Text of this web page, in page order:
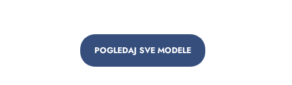
POGLEDAJ SVE MODELE